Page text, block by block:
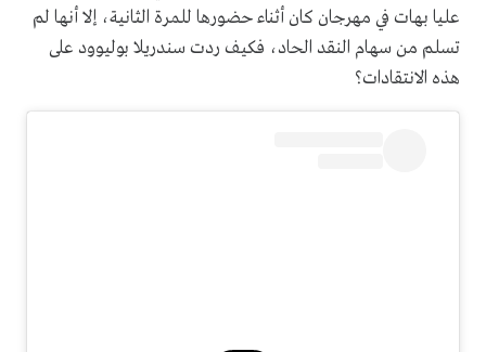
عليا بهات في مهرجان كان أثناء حضورها للمرة الثانية، إلا أنها لم
تسلم من سهام النقد الحاد، فكيف ردت سندريلا بوليوود على
هذه الانتقادات؟